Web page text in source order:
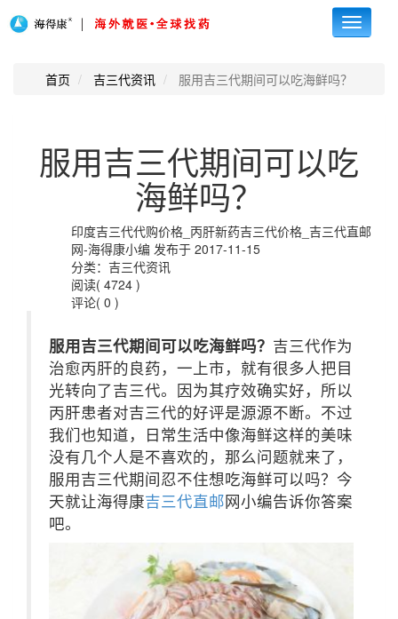
Toggle
首页 吉三代资讯 服用吉三代期间可以吃海鲜吗？
服用吉三代期间可以吃
海鲜吗？
印度吉三代代购价格_丙肝新药吉三代价格_吉三代直邮
网-海得康小编 发布于 2017-11-15
分类：吉三代资讯
阅读( 4724 )
评论( 0 )
服用吉三代期间可以吃海鲜吗？ 吉三代作为
治愈丙肝的良药，一上市，就有很多人把目
光转向了吉三代。因为其疗效确实好，所以
丙肝患者对吉三代的好评是源源不断。不过
我们也知道，日常生活中像海鲜这样的美味
没有几个人是不喜欢的，那么问题就来了，
服用吉三代期间忍不住想吃海鲜可以吗？今
天就让海得康吉三代直邮网小编告诉你答案
吧。